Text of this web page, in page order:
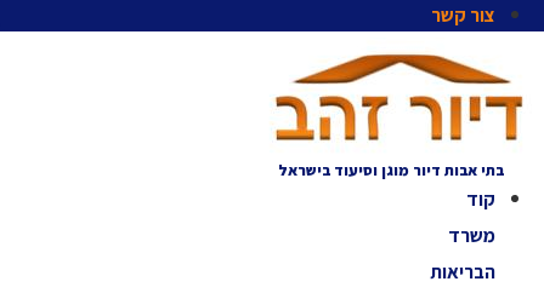
צור קשר
בתי אבות דיור מוגן וסיעוד בישראל
קוד
משרד
הבריאות